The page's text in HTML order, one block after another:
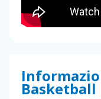
Basketball